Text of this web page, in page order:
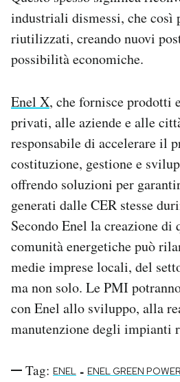
industriali dismessi, che così
riutilizzati, creando nuovi
possibilità economiche.
Enel X, che fornisce prodotti
privati, alle aziende e alle
responsabile di accelerare il
costituzione, gestione e
offrendo soluzioni per
generati dalle CER stesse
Secondo Enel la creazione di
comunità energetiche può
medie imprese locali, del
ma non solo. Le PMI
con Enel allo sviluppo, alla
manutenzione degli impianti
Tag: ENEL - ENEL GREEN POWER